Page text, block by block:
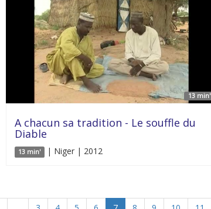
13 min'
A chacun sa tradition - Le souffle du
Diable
13 min' | Niger | 2012